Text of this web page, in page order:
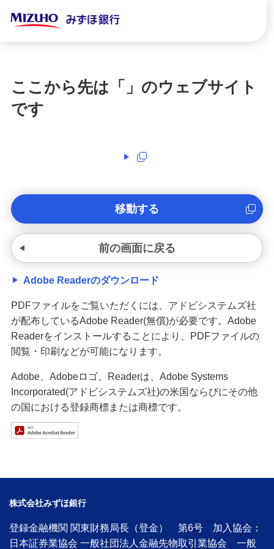
ここから先は「 」のウェブサイト
です
移動する
前の画面に戻る
Adobe Readerのダウンロード
PDFファイルをご覧いただくには、アドビシステムズ社
が配布しているAdobe Reader(無償)が必要です。Adobe
Readerをインストールすることにより、PDFファイルの
閲覧・印刷などが可能になります。
Adobe、Adobeロゴ、Readerは、Adobe Systems
Incorporated(アドビシステムズ社)の米国ならびにその他
の国における登録商標または商標です。
株式会社みずほ銀行
登録金融機関 関東財務局長（登金） 第6号 加入協会：
日本証券業協会 一般社団法人金融先物取引業協会 一般